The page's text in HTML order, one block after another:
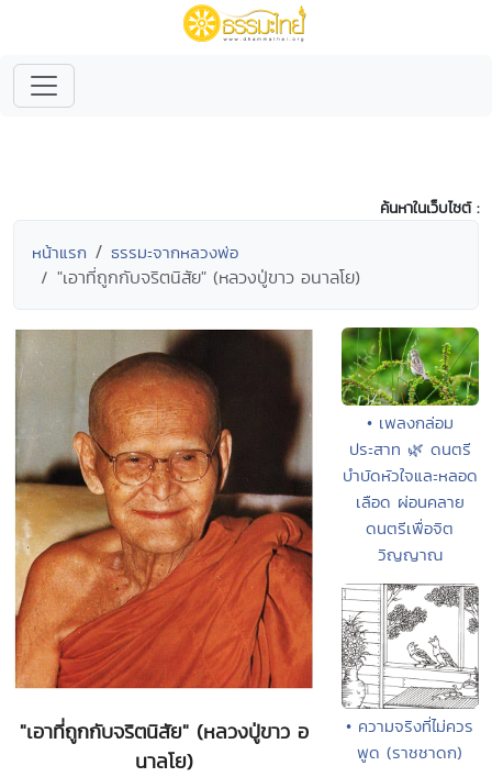
ค้นหาในเว็บไซต์ :
หน้าแรก ธรรมะจากหลวงพ่อ
"เอาที่ถูกกับจริตนิสัย" (หลวงปู่ขาว อนาลโย)
"เอาที่ถูกกับจริตนิสัย" (หลวงปู่ขาว อ
นาลโย)
• เพลงกล่อม
ประสาท 🌿 ดนตรี
บำบัดหัวใจและหลอด
เลือด ผ่อนคลาย
ดนตรีเพื่อจิต
วิญญาณ
• ความจริงที่ไม่ควร
พูด (ราชชาดก)